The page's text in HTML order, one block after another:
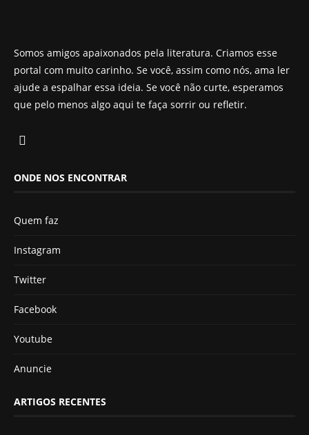
Somos amigos apaixonados pela literatura. Criamos esse
portal com muito carinho. Se você, assim como nós, ama ler
ajude a espalhar essa ideia. Se você não curte, esperamos
que pelo menos algo aqui te faça sorrir ou refletir.
ONDE NOS ENCONTRAR
Quem faz
Instagram
Twitter
Facebook
Youtube
Anuncie
ARTIGOS RECENTES